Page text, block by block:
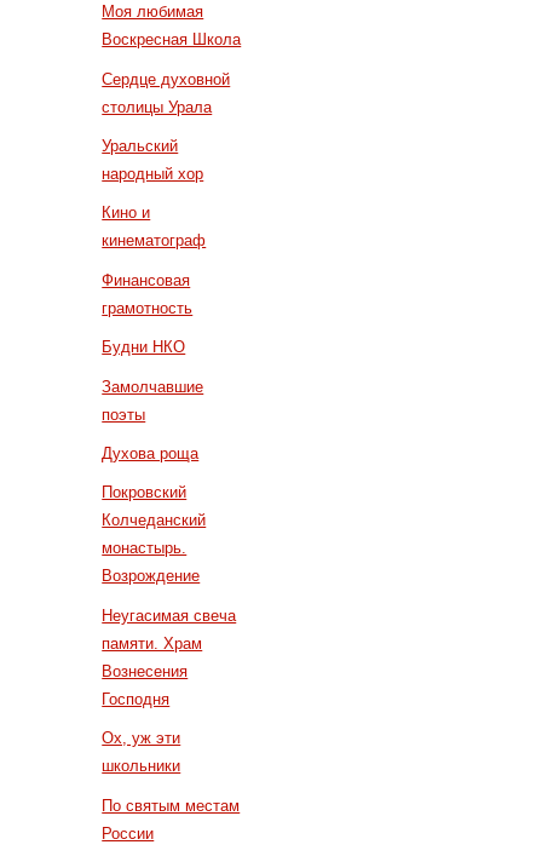
Моя любимая
Воскресная Школа
Сердце духовной
столицы Урала
Уральский
народный хор
Кино и
кинематограф
Финансовая
грамотность
Будни НКО
Замолчавшие
поэты
Духова роща
Покровский
Колчеданский
монастырь.
Возрождение
Неугасимая свеча
памяти. Храм
Вознесения
Господня
Ох, уж эти
школьники
По святым местам
России